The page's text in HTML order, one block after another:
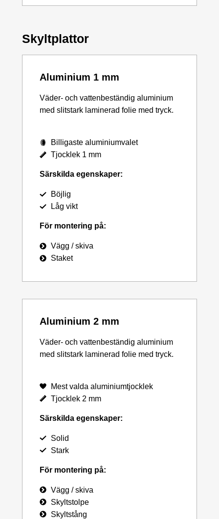
Skyltplattor
Aluminium 1 mm
Väder- och vattenbeständig aluminium
med slitstark laminerad folie med tryck.
Billigaste aluminiumvalet
Tjocklek 1 mm
Särskilda egenskaper:
Böjlig
Låg vikt
För montering på:
Vägg / skiva
Staket
Aluminium 2 mm
Väder- och vattenbeständig aluminium
med slitstark laminerad folie med tryck.
Mest valda aluminiumtjocklek
Tjocklek 2 mm
Särskilda egenskaper:
Solid
Stark
För montering på:
Vägg / skiva
Skyltstolpe
Skyltstång